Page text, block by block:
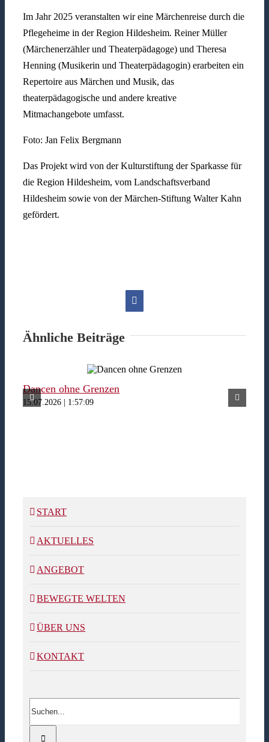
Im Jahr 2025 veranstalten wir eine Märchenreise durch die
Pflegeheime in der Region Hildesheim. Reiner Müller
(Märchenerzähler und Theaterpädagoge) und Theresa
Henning (Musikerin und Theaterpädagogin) erarbeiten ein
Repertoire aus Märchen und Musik, das
theaterpädagogische und andere kreative
Mitmachangebote umfasst.
Foto: Jan Felix Bergmann
Das Projekt wird von der Kulturstiftung der Sparkasse für
die Region Hildesheim, vom Landschaftsverband
Hildesheim sowie von der Märchen-Stiftung Walter Kahn
gefördert.
Facebook
Ähnliche Beiträge
Dancen ohne Grenzen
15.07.2026 | 1:57:09
START
AKTUELLES
ANGEBOT
BEWEGTE WELTEN
ÜBER UNS
KONTAKT